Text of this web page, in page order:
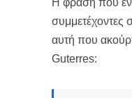
Η φράση που
συμμετέχοντες
αυτή που
Guterres: